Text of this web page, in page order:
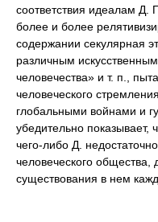
соответствия идеалам Д.
более и более
содержании секулярная
различным
человечества» и т. п.,
человеческого
глобальными войнами и
убедительно показывает,
чего-либо Д.
человеческого общества,
существования в нем